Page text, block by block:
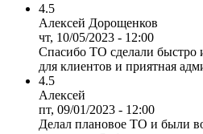
4.5
Алексей Дорощенков
чт, 10/05/2023 - 12:00
Спасибо ТО сделали быстро
для клиентов и приятная
4.5
Алексей
пт, 09/01/2023 - 12:00
Делал плановое ТО и были